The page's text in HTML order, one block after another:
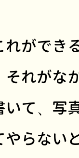
れができ
それがな
いて、写
やらない